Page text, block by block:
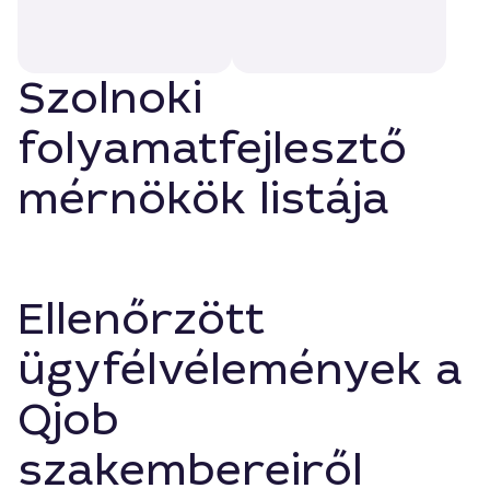
Szolnoki
folyamatfejlesztő
mérnökök listája
Ellenőrzött
ügyfélvélemények a
Qjob
szakembereiről